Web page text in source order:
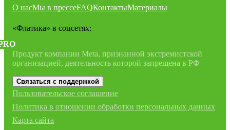
О насМы в прессеFAQКонтактыМатериалы
«Флатика» в соцсетях:
Продукт компании Meta, признанной экстремистской
организацией, деятельность которой запрещена в РФ
Связаться с поддержкой
Пользовательское соглашение
Политика в отношении обработки персональных данных
Карта сайта